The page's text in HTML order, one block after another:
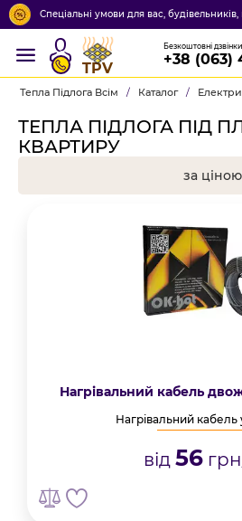
Спеціальні умови для вас,
TPV
Безкоштовні
+38 (063)
Тепла Підлога Всім / Каталог /
ТЕПЛА ПІДЛОГА ПІД
КВАРТИРУ
за ціною
Нагрівальний кабель
Нагрівальний кабель
від 56